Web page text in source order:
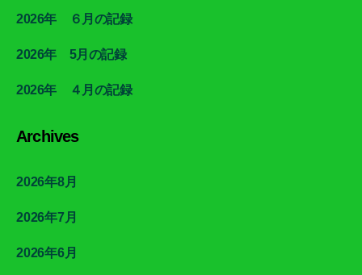
2026年 ６月の記録
2026年 5月の記録
2026年 ４月の記録
Archives
2026年8月
2026年7月
2026年6月